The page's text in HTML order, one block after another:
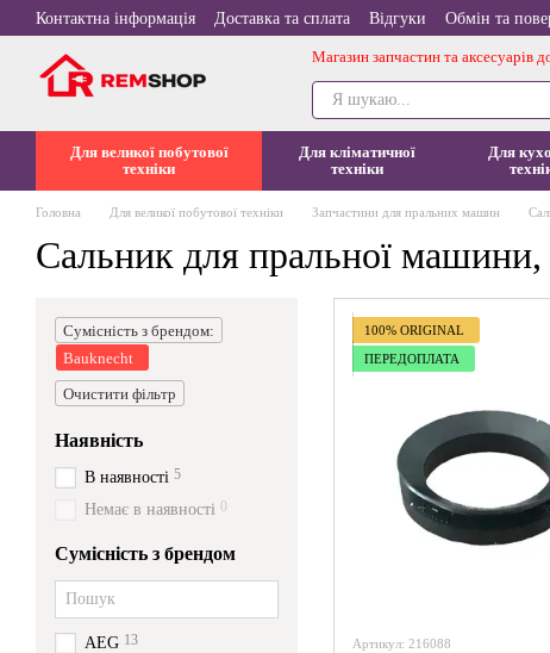
Перейти до основного контенту
Контактна інформація Доставка та сплата Відгуки Обмін та
Магазин запчастин та аксесуарів
Для великої побутової
техніки
Для кліматичної
техніки
Для
Головна Для великої побутової техніки Запчастини для пральних машин
Сальник для пральної
100% ORIGINAL
ПЕРЕДОПЛАТА
Артикул: 216088
Сумісність з брендом:
Bauknecht
Очистити фільтр
Наявність
В наявності 5
Немає в наявності 0
Сумісність з брендом
AEG 13